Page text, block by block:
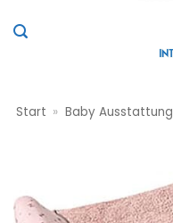
Inhalt
Start » Baby Ausstattung